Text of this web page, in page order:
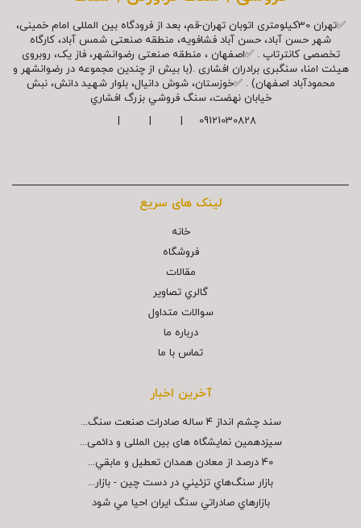
✅تهران 30کیلومتری اتوبان تهران-قم، بعد از فرودگاه بین المللی امام خمینی،
شهر حسن آباد، حسن آباد فشافویه، منطقه صنعتی شمس آباد، کارگاه
تخصصی کانترتاپ . ✅اصفهان ، منطقه صنعتی رضوانشهر، فاز یک، روبروی
هیئت امنا، سنگبری برادران افشاری .(با بیش از چندین مجموعه در رضوانشهر و
محمودآباد اصفهان) . ✅خوزستان، شوش دانیال، بلوار شهيد دانش، نبش
خیابان نهضت، سنگ فروشي بزرگ افشاري
09121030828 | | |
لینک های سریع
خانه
فروشگاه
مقالات
گالري تصاوير
سوالات متداول
درباره ما
تماس با ما
آخرین اخبار
سند چشم انداز ۴ ساله صادرات صنعت سنگ...
سیزدهمین نمایشگاه های بین المللی و دائمی...
40 درصد از معادن همدان تعطيل و مابقي...
بازار سنگ‌هاي تزئيني در دست چين - بازار...
بازارهاي صادراتي سنگ ايران احيا مي شود